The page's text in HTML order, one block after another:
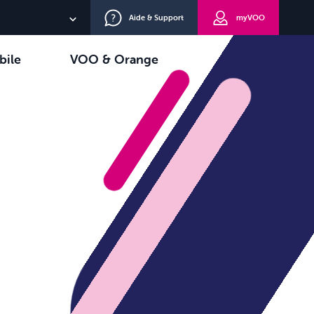
NL
Aide & Support myVOO
VOO & Orange